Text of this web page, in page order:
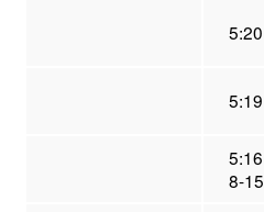
5:20
5:19
5:16
8-15